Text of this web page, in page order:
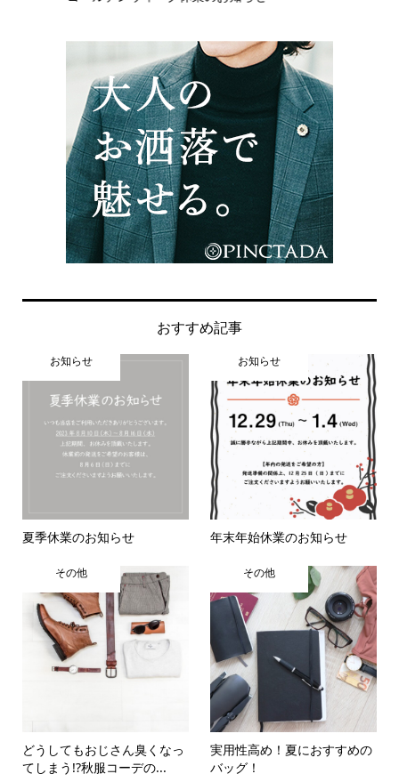
おすすめ記事
お知らせ
夏季休業のお知らせ
お知らせ
年末年始休業のお知らせ
その他
どうしてもおじさん臭くなっ
てしまう!?秋服コーデの...
その他
実用性高め！夏におすすめの
バッグ！